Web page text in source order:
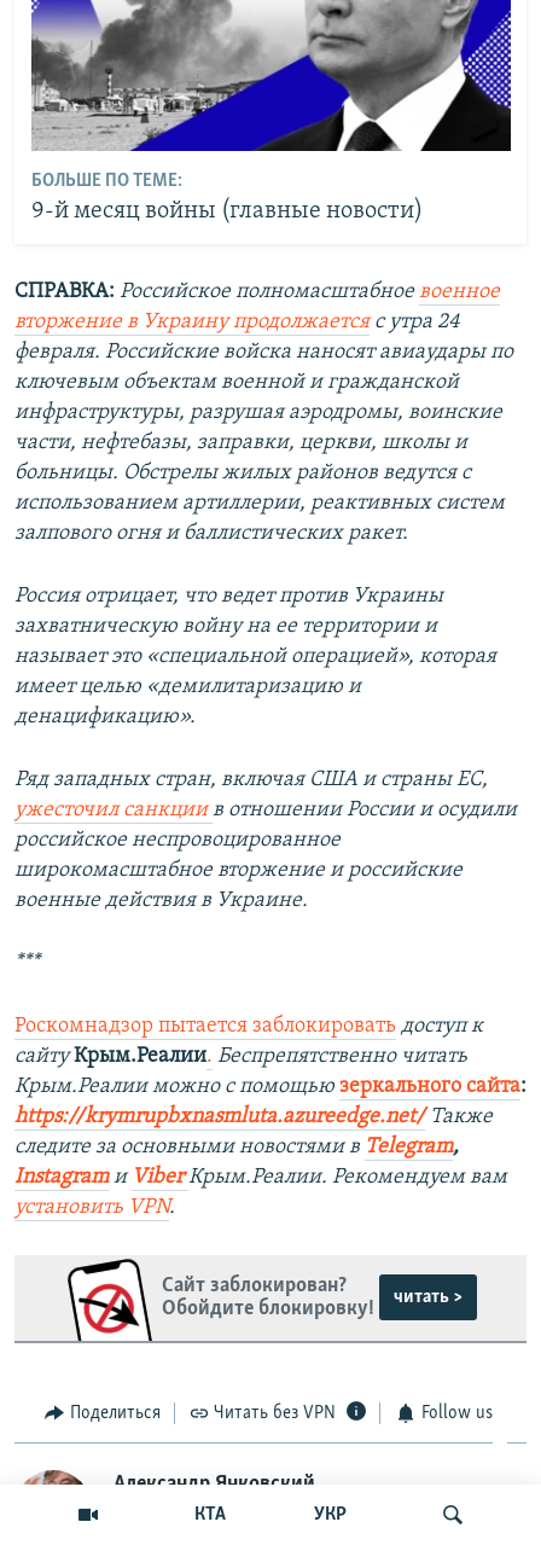
КТА УКР
БОЛЬШЕ ПО ТЕМЕ:
9-й месяц войны (главные новости)
СПРАВКА: Российское полномасштабноевоенное
вторжение в Украину продолжаетсяс утра 24
февраля. Российские войска наносят авиаудары по
ключевым объектам военной и гражданской
инфраструктуры, разрушая аэродромы, воинские
части, нефтебазы, заправки, церкви, школы и
больницы. Обстрелы жилых районов ведутся с
использованием артиллерии, реактивных систем
залпового огня и баллистических ракет.
Россия отрицает, что ведет против Украины
захватническую войну на ее территории и
называет это «специальной операцией», которая
имеет целью «демилитаризацию и
денацификацию».
Ряд западных стран, включая США и страны ЕС,
ужесточил санкциив отношении России и осудили
российское неспровоцированное
широкомасштабное вторжение и российские
военные действия в Украине.
***
Роскомнадзор пытается заблокировать доступ к
сайтуКрым.Реалии. Беспрепятственно читать
Крым.Реалии можно с помощью зеркального сайта:
https://krymrupbxnasmluta.azureedge.net/ Также
следите за основными новостями в Telegram,
Instagram и ViberКрым.Реалии. Рекомендуем вам
установить VPN.
Сайт заблокирован?
Обойдите блокировку!
читать >
Поделиться Читать без VPN Follow us
Александр Янковский
Крымский журналист, руководитель, редактор